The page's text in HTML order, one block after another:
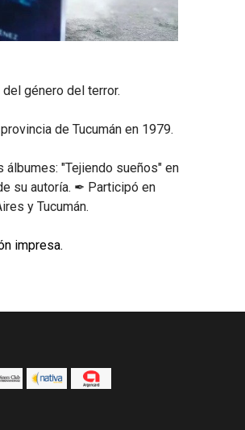
género del terror.
de Tucumán en 1979.
"Tejiendo sueños" en
su autoría. ✒ Participó en
y Tucumán.
impresa.